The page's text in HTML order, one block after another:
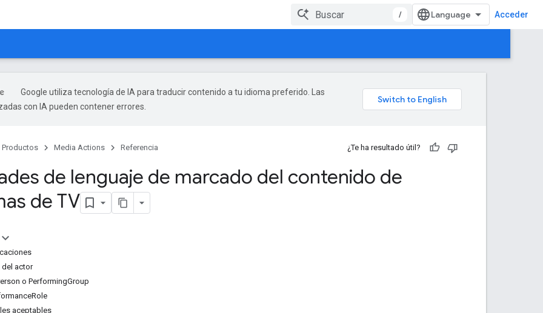
/ Acceder
Google utiliza tecnología de IA para traducir contenido a tu idioma preferido. Las
con IA pueden contener errores.
Productos Media Actions Referencia ¿Te ha resultado útil?
de lenguaje de marcado del contenido de
de TV
del actor
o PerformingGroup
aceptables